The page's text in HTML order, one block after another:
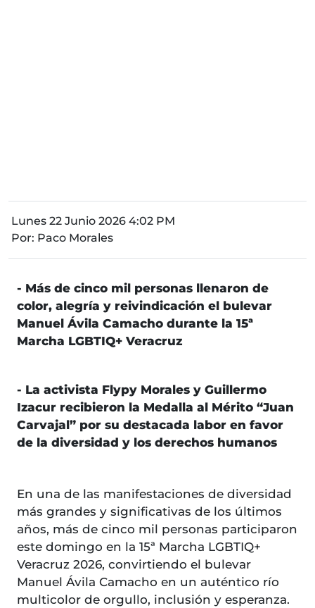
Lunes 22 Junio 2026 4:02 PM
Por: Paco Morales
- Más de cinco mil personas llenaron de
color, alegría y reivindicación el bulevar
Manuel Ávila Camacho durante la 15ª
Marcha LGBTIQ+ Veracruz
- La activista Flypy Morales y Guillermo
Izacur recibieron la Medalla al Mérito “Juan
Carvajal” por su destacada labor en favor
de la diversidad y los derechos humanos
En una de las manifestaciones de diversidad
más grandes y significativas de los últimos
años, más de cinco mil personas participaron
este domingo en la 15ª Marcha LGBTIQ+
Veracruz 2026, convirtiendo el bulevar
Manuel Ávila Camacho en un auténtico río
multicolor de orgullo, inclusión y esperanza.